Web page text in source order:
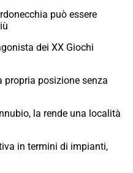
può essere
dei XX Giochi
propria posizione senza
la rende una località
in termini di impianti,